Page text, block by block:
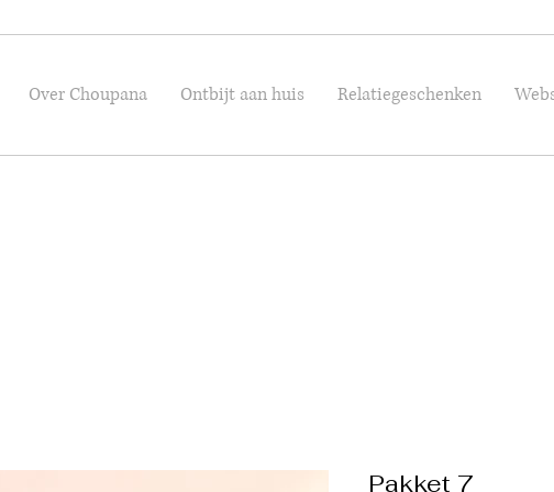
Over Choupana Ontbijt aan huis Relatiegeschenken
Pakket 7